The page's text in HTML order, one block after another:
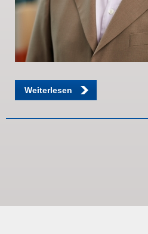
Weiterlesen